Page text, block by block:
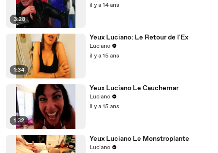
3:28
il y a 14 ans
1:34
Yeux Luciano: Le Retour de l'Ex
Luciano
il y a 15 ans
1:32
Yeux Luciano Le Cauchemar
Luciano
il y a 15 ans
Yeux Luciano Le Monstroplante
Luciano